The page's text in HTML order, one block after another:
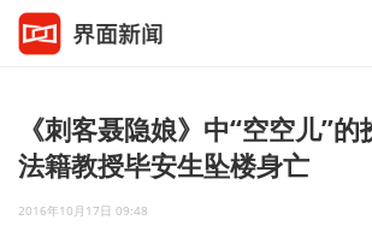
《刺客聂隐娘》中“空空儿”
法籍教授毕安生坠楼身亡
2016年10月17日 09:48